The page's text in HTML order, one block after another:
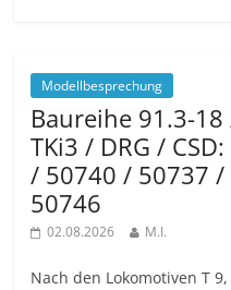
Modellbesprechung
Baureihe 91.3-18
TKi3 / DRG /
/ 50740 / 50737
50746
02.08.2026 M.I.
Nach den Lokomotiven T